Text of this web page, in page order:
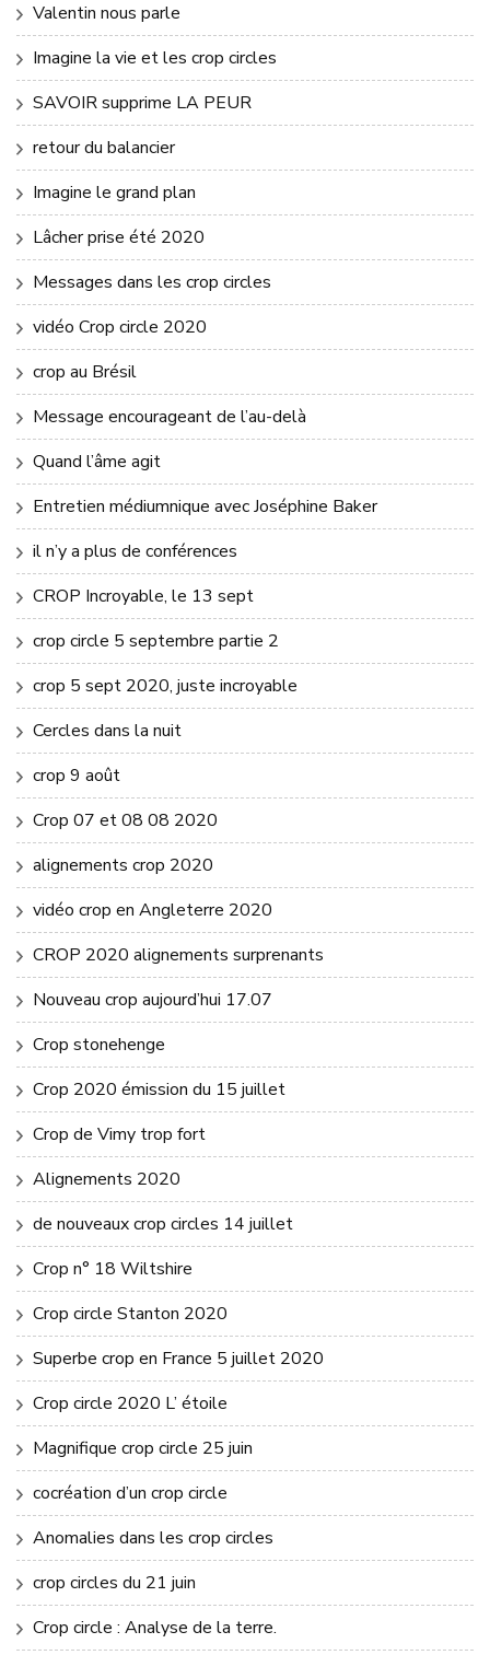
Valentin nous parle
Imagine la vie et les crop circles
SAVOIR supprime LA PEUR
retour du balancier
Imagine le grand plan
Lâcher prise été 2020
Messages dans les crop circles
vidéo Crop circle 2020
crop au Brésil
Message encourageant de l’au-delà
Quand l’âme agit
Entretien médiumnique avec Joséphine Baker
il n’y a plus de conférences
CROP Incroyable, le 13 sept
crop circle 5 septembre partie 2
crop 5 sept 2020, juste incroyable
Cercles dans la nuit
crop 9 août
Crop 07 et 08 08 2020
alignements crop 2020
vidéo crop en Angleterre 2020
CROP 2020 alignements surprenants
Nouveau crop aujourd’hui 17.07
Crop stonehenge
Crop 2020 émission du 15 juillet
Crop de Vimy trop fort
Alignements 2020
de nouveaux crop circles 14 juillet
Crop n° 18 Wiltshire
Crop circle Stanton 2020
Superbe crop en France 5 juillet 2020
Crop circle 2020 L’ étoile
Magnifique crop circle 25 juin
cocréation d’un crop circle
Anomalies dans les crop circles
crop circles du 21 juin
Crop circle : Analyse de la terre.